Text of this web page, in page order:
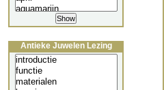
Antieke Juwelen Lezing